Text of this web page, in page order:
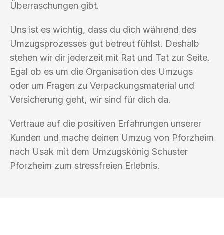
Überraschungen gibt.
Uns ist es wichtig, dass du dich während des
Umzugsprozesses gut betreut fühlst. Deshalb
stehen wir dir jederzeit mit Rat und Tat zur Seite.
Egal ob es um die Organisation des Umzugs
oder um Fragen zu Verpackungsmaterial und
Versicherung geht, wir sind für dich da.
Vertraue auf die positiven Erfahrungen unserer
Kunden und mache deinen Umzug von Pforzheim
nach Usak mit dem Umzugskönig Schuster
Pforzheim zum stressfreien Erlebnis.